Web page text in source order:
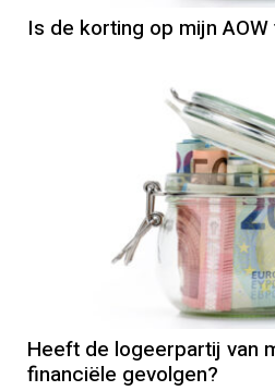
Is de korting op mijn
AOW
Heeft de logeerpartij van
financiële gevolgen?